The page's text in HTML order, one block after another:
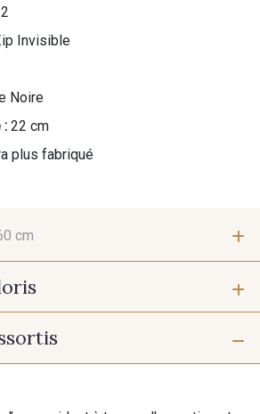
Invisible
Noire
: 22 cm
plus fabriqué
cm